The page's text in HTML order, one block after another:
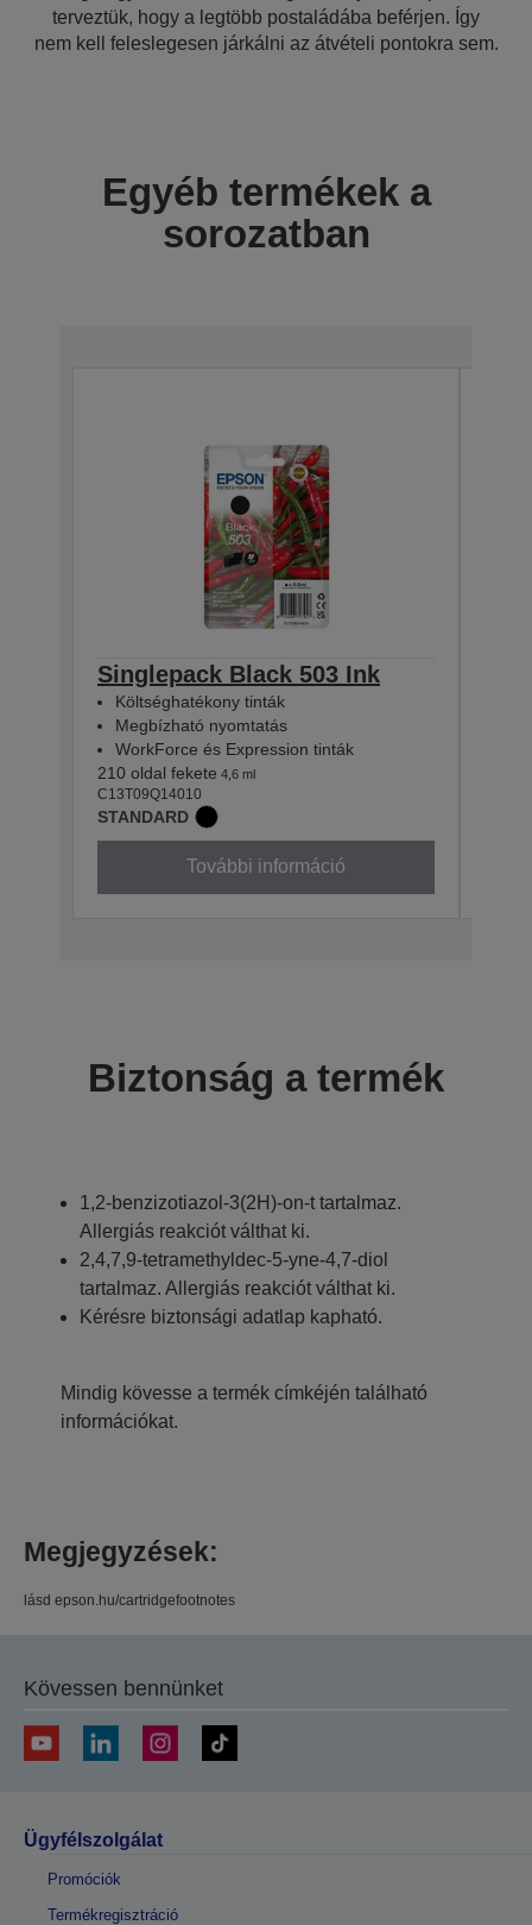
terveztük, hogy a legtöbb postaládába beférjen. Így
nem kell feleslegesen járkálni az átvételi pontokra sem.
Egyéb termékek a
sorozatban
Singlepack Black 503 Ink
Költséghatékony tinták
Megbízható nyomtatás
WorkForce és Expression tinták
210 oldal fekete 4,6 ml
C13T09Q14010
STANDARD
További információ
Biztonság a termék
1,2-benzizotiazol-3(2H)-on-t tartalmaz.
Allergiás reakciót válthat ki.
2,4,7,9-tetramethyldec-5-yne-4,7-diol
tartalmaz. Allergiás reakciót válthat ki.
Kérésre biztonsági adatlap kapható.
Mindig kövesse a termék címkéjén található
információkat.
Megjegyzések:
lásd epson.hu/cartridgefootnotes
Kövessen bennünket
Ügyfélszolgálat
Promóciók
Termékregisztráció